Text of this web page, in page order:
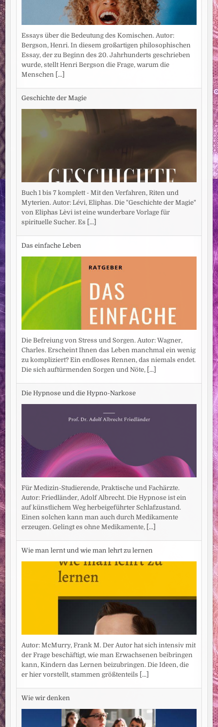
Essays über die Bedeutung des Komischen. Autor:
Bergson, Henri. In diesem großartigen philosophischen
Essay, der zu Beginn des 20. Jahrhunderts geschrieben
wurde, stellt Henri Bergson die Frage, warum die
Menschen [...]
Geschichte der Magie
Buch 1 bis 7 komplett - Mit den Verfahren, Riten und
Myterien. Autor: Lévi, Eliphas. Die "Geschichte der Magie"
von Eliphas Lèvi ist eine wunderbare Vorlage für
spirituelle Sucher. Es [...]
Das einfache Leben
Die Befreiung von Stress und Sorgen. Autor: Wagner,
Charles. Erscheint Ihnen das Leben manchmal ein wenig
zu kompliziert? Ein endloses Rennen, das niemals endet.
Die sich auftürmenden Sorgen und Nöte, [...]
Die Hypnose und die Hypno-Narkose
Für Medizin-Studierende, Praktische und Fachärzte.
Autor: Friedländer, Adolf Albrecht. Die Hypnose ist ein
auf künstlichem Weg herbeigeführter Schlafzustand.
Einen solchen kann man auch durch Medikamente
erzeugen. Gelingt es ohne Medikamente, [...]
Wie man lernt und wie man lehrt zu lernen
Autor: McMurry, Frank M. Der Autor hat sich intensiv mit
der Frage beschäftigt, wie man Erwachsenen beibringen
kann, Kindern das Lernen beizubringen. Die Ideen, die
er hier vorstellt, stammen größtenteils [...]
Wie wir denken